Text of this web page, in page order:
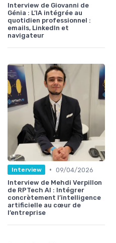
Interview de Giovanni de
Génia : L’IA intégrée au
quotidien professionnel :
emails, LinkedIn et
navigateur
Interview • 09/04/2026
Interview de Mehdi Verpillon
de RPTech AI : Intégrer
concrètement l’intelligence
artificielle au cœur de
l’entreprise